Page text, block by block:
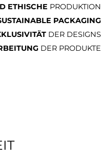
ETHISCHE PRODUKTION
PACKAGING
DER DESIGNS
DER PRODUKTE